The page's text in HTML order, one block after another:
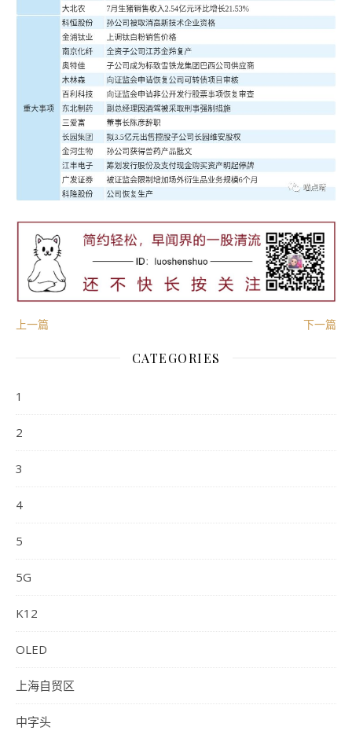
上一篇 下一篇
CATEGORIES
1
2
3
4
5
5G
K12
OLED
上海自贸区
中字头